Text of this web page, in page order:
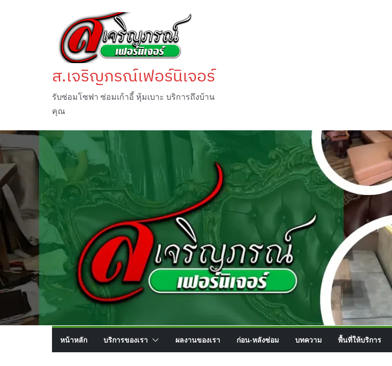
ส.เจริญภรณ์เฟอร์นิเจอร์
รับซ่อมโซฟา ซ่อมเก้าอี้ หุ้มเบาะ บริการถึงบ้าน
คุณ
หน้าหลัก บริการของเรา ผลงานของเรา ก่อน-หลังซ่อม บทความ พื้นที่ให้บริการ